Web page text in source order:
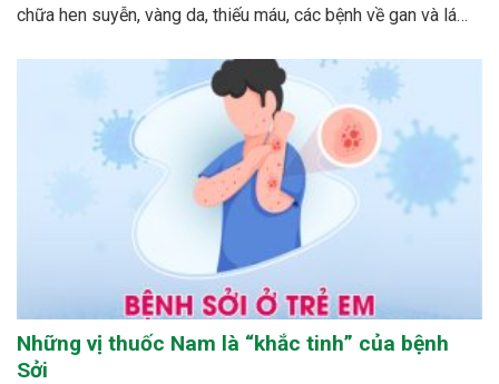
chữa hen suyễn, vàng da, thiếu máu, các bệnh về gan và lá
Những vị thuốc Nam là “khắc tinh” của bệnh
Sởi